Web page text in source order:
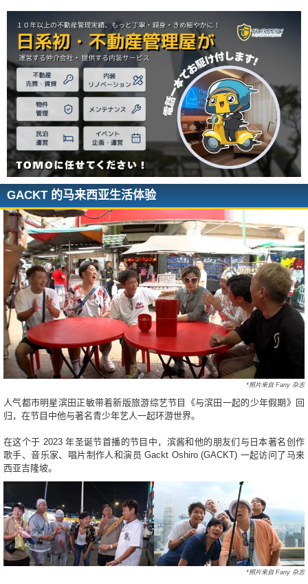
GACKT 的马来西亚生活体验
*照片来自 Fany 杂志
人气都市明星滨田正敏带着新版旅游综艺节目《与滨田一起的少年假期》回
归，在节目中他与著名青少年艺人一起环游世界。
在这个于 2023 年圣诞节首播的节目中，滨酱和他的朋友们与日本著名创作
歌手、音乐家、唱片制作人和演员 Gackt Oshiro (GACKT) 一起访问了马来
西亚吉隆坡。
*照片来自 Fany 杂志